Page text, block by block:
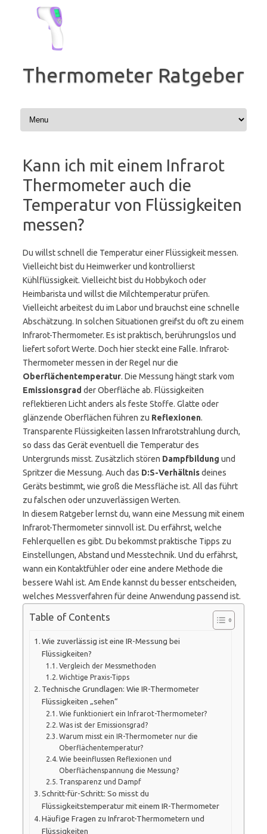
springen
Thermometer Ratgeber
Kann ich mit einem Infrarot
Thermometer auch die
Temperatur von Flüssigkeiten
messen?
Du willst schnell die Temperatur einer Flüssigkeit messen.
Vielleicht bist du Heimwerker und kontrollierst
Kühlflüssigkeit. Vielleicht bist du Hobbykoch oder
Heimbarista und willst die Milchtemperatur prüfen.
Vielleicht arbeitest du im Labor und brauchst eine schnelle
Abschätzung. In solchen Situationen greifst du oft zu einem
Infrarot-Thermometer. Es ist praktisch, berührungslos und
liefert sofort Werte. Doch hier steckt eine Falle. Infrarot-
Thermometer messen in der Regel nur die
Oberflächentemperatur. Die Messung hängt stark vom
Emissionsgrad der Oberfläche ab. Flüssigkeiten
reflektieren Licht anders als feste Stoffe. Glatte oder
glänzende Oberflächen führen zu Reflexionen.
Transparente Flüssigkeiten lassen Infrarotstrahlung durch,
so dass das Gerät eventuell die Temperatur des
Untergrunds misst. Zusätzlich stören Dampfbildung und
Spritzer die Messung. Auch das D:S-Verhältnisdeines
Geräts bestimmt, wie groß die Messfläche ist. All das führt
zu falschen oder unzuverlässigen Werten.
In diesem Ratgeber lernst du, wann eine Messung mit einem
Infrarot-Thermometer sinnvoll ist. Du erfährst, welche
Fehlerquellen es gibt. Du bekommst praktische Tipps zu
Einstellungen, Abstand und Messtechnik. Und du erfährst,
wann ein Kontaktfühler oder eine andere Methode die
bessere Wahl ist. Am Ende kannst du besser entscheiden,
welches Messverfahren für deine Anwendung passend ist.
Table of Contents
Wie zuverlässig ist eine IR-Messung bei
Flüssigkeiten?
Vergleich der Messmethoden
Wichtige Praxis-Tipps
Technische Grundlagen: Wie IR-Thermometer
Flüssigkeiten „sehen“
Wie funktioniert ein Infrarot-Thermometer?
Was ist der Emissionsgrad?
Warum misst ein IR-Thermometer nur die
Oberflächentemperatur?
Wie beeinflussen Reflexionen und
Oberflächenspannung die Messung?
Transparenz und Dampf
Schritt-für-Schritt: So misst du
Flüssigkeitstemperatur mit einem IR-Thermometer
Häufige Fragen zu Infrarot-Thermometern und
Flüssigkeiten